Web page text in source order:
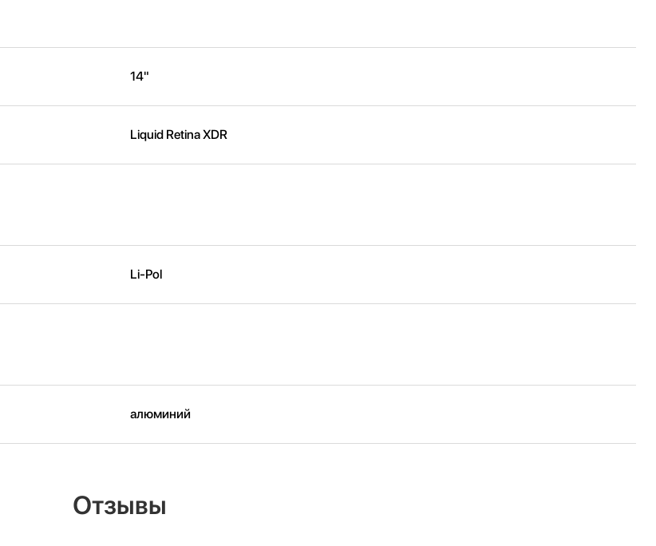
14"
Liquid Retina XDR
Li-Pol
алюминий
Отзывы